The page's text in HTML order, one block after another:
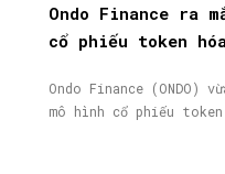
Ondo Finance ra
cổ phiếu token
phiếu Micron
Ondo Finance (ONDO)
mô hình cổ phiếu